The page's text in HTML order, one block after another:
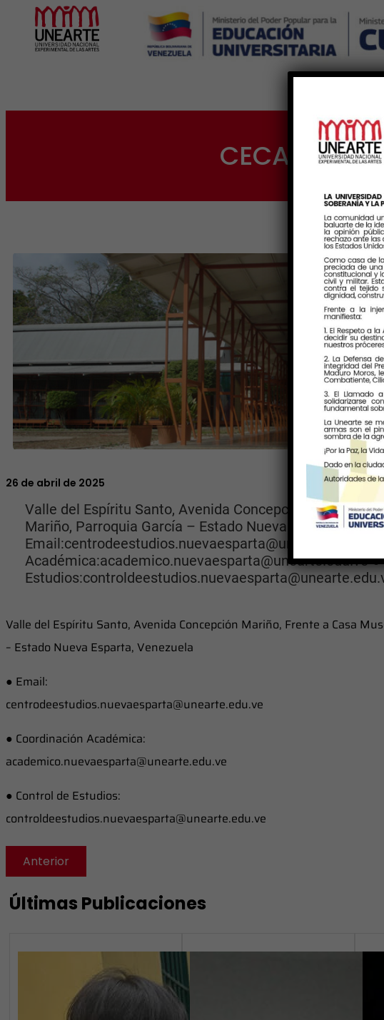
CECA
26 de abril de 2025
Valle del Espíritu Santo, Avenida Concepción Mariño,
Mariño, Parroquia García – Estado Nueva Esparta,
Email:centrodeestudios.nuevaesparta@unearte.edu.ve ●
Académica:academico.nuevaesparta@unearte.edu.ve
Valle del Espíritu Santo, Avenida Concepción Mariño, Frente a Casa
– Estado Nueva Esparta, Venezuela
● Email:
centrodeestudios.nuevaesparta@unearte.edu.ve
● Coordinación Académica:
academico.nuevaesparta@unearte.edu.ve
● Control de Estudios:
controldeestudios.nuevaesparta@unearte.edu.ve
Anterior
Últimas Publicaciones